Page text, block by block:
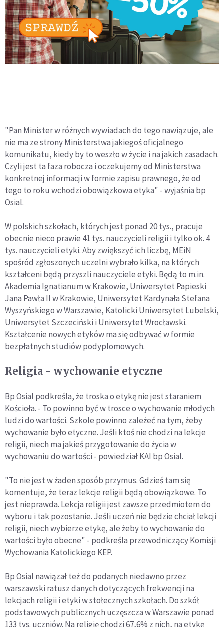
"Pan Minister w różnych wywiadach do tego nawiązuje, ale
nie ma ze strony Ministerstwa jakiegoś oficjalnego
komunikatu, kiedy by to weszło w życie i na jakich zasadach.
Czyli jest ta faza robocza i oczekujemy od Ministerstwa
konkretnej informacji w formie zapisu prawnego, że od
tego to roku wchodzi obowiązkowa etyka" - wyjaśnia bp
Osial.
W polskich szkołach, których jest ponad 20 tys., pracuje
obecnie nieco prawie 41 tys. nauczycieli religii i tylko ok. 4
tys. nauczycieli etyki. Aby zwiększyć ich liczbę, MEiN
spośród zgłoszonych uczelni wybrało kilka, na których
kształceni będą przyszli nauczyciele etyki. Będą to m.in.
Akademia Ignatianum w Krakowie, Uniwersytet Papieski
Jana Pawła II w Krakowie, Uniwersytet Kardynała Stefana
Wyszyńskiego w Warszawie, Katolicki Uniwersytet Lubelski,
Uniwersytet Szczeciński i Uniwersytet Wrocławski.
Kształcenie nowych etyków ma się odbywać w formie
bezpłatnych studiów podyplomowych.
Religia - wychowanie etyczne
Bp Osial podkreśla, że troska o etykę nie jest staraniem
Kościoła. - To powinno być w trosce o wychowanie młodych
ludzi do wartości. Szkole powinno zależeć na tym, żeby
wychowanie było etyczne. Jeśli ktoś nie chodzi na lekcje
religii, niech ma jakieś przygotowanie do życia w
wychowaniu do wartości - powiedział KAI bp Osial.
"To nie jest w żaden sposób przymus. Gdzieś tam się
komentuje, że teraz lekcje religii będą obowiązkowe. To
jest nieprawda. Lekcja religii jest zawsze przedmiotem do
wyboru i tak pozostanie. Jeśli uczeń nie będzie chciał lekcji
religii, niech wybierze etykę, ale żeby to wychowanie do
wartości było obecne" - podkreśla przewodniczący Komisji
Wychowania Katolickiego KEP.
Bp Osial nawiązał też do podanych niedawno przez
warszawski ratusz danych dotyczących frekwencji na
lekcjach religii i etyki w stołecznych szkołach. Do szkół
podstawowych publicznych uczęszcza w Warszawie ponad
133 tys. uczniów. Na religię chodzi 67,6% z nich, na etykę